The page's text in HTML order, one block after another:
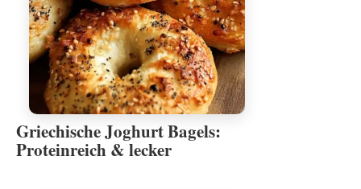
Griechische Joghurt Bagels:
Proteinreich & lecker